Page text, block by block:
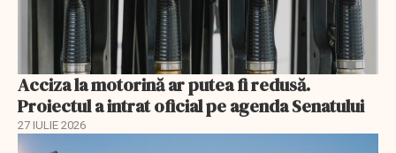
Acciza la motorină ar putea fi redusă.
Proiectul a intrat oficial pe agenda Senatului
27 IULIE 2026